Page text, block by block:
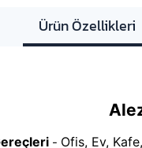
Ürün Özellikleri
- Ofis, Ev,